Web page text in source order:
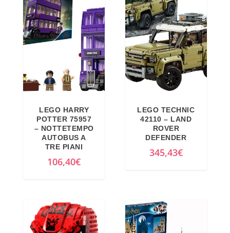
LEGO HARRY
POTTER 75957
– NOTTETEMPO
AUTOBUS A
TRE PIANI
106,40€
LEGO TECHNIC
42110 – LAND
ROVER
DEFENDER
345,43€